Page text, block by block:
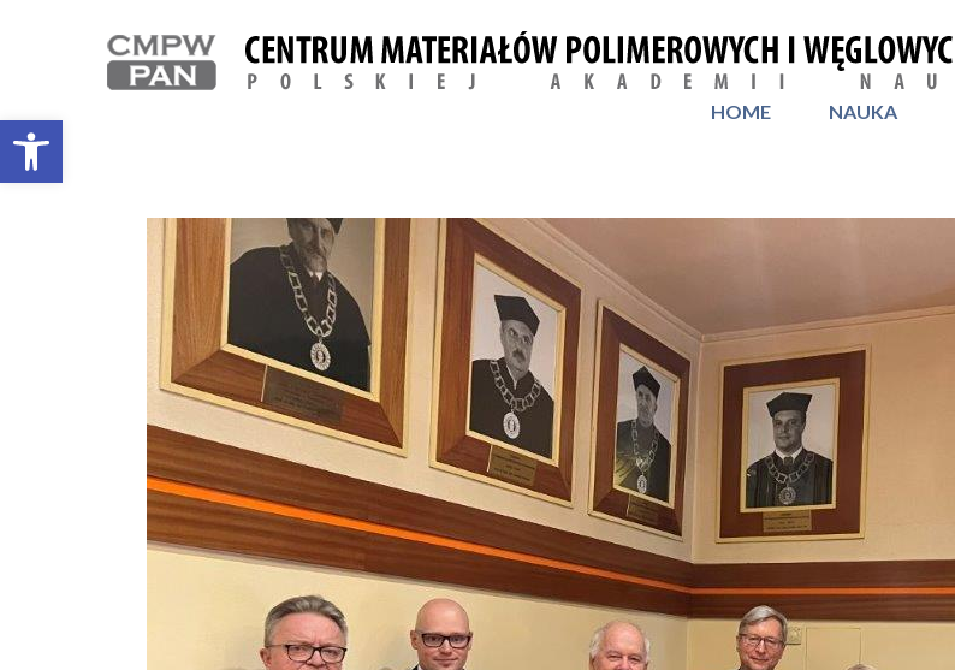
Otwórz pasek narzędzi HOME NAUKA